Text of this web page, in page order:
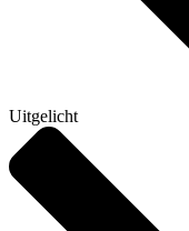
Uitgelicht